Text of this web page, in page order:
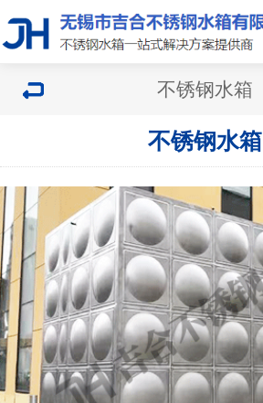
不锈钢水箱
不锈钢水箱